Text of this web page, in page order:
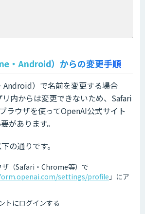
・Android）からの変更手順
Android）で名前を変更する場合
内からは変更できないため、Safari
ラウザを使ってOpenAI公式サイト
があります。
の通りです。
ザ（Safari・Chrome等）で
settings/profile 」にア
トにログインする